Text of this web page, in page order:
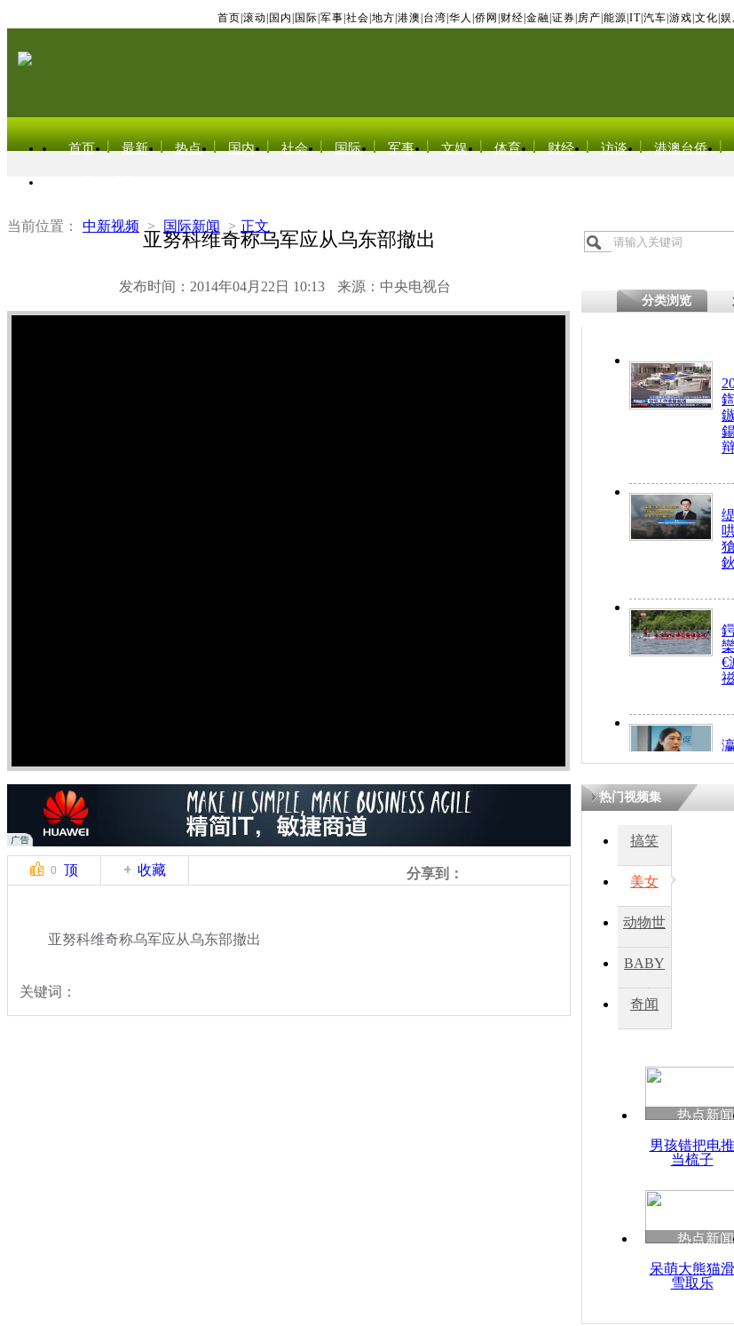
首页 滚动 国内 国际 军事 社会 地方 港澳 台湾 华人 侨网 财经 金融 证券 房产 能源 IT| 汽车 游戏 文化 娱
首页 最新 热点 国内 社会 国际 军事 文娱 体育 财经 访谈 港澳台侨
当前位置： 中新视频 > 国际新闻 > 正文
亚努科维奇称乌军应从乌东部撤出
发布时间：2014年04月22日 10:13 来源：中央电视台
分类浏览
€
€
0 顶 收藏 分享到：
亚努科维奇称乌军应从乌东部撤出
关键词：
热门视频集
搞笑
美女
动物世
BABY
秀
奇闻
热点新闻
男孩错把电推
当梳子
热点新闻
呆萌大熊猫滑
雪取乐